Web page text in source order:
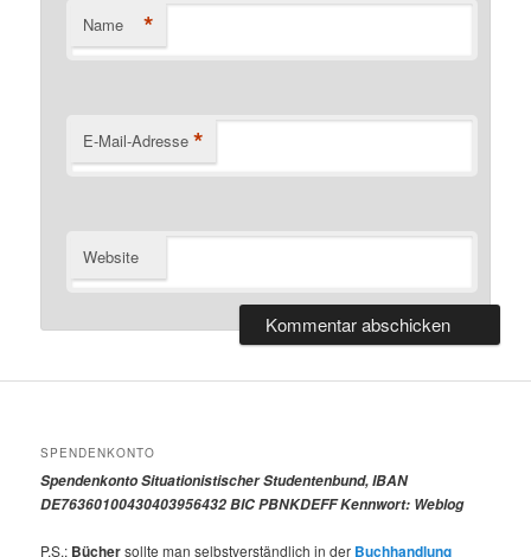
Name *
E-Mail-Adresse *
Website
SPENDENKONTO
Spendenkonto Situationistischer Studentenbund, IBAN
DE76360100430403956432 BIC PBNKDEFF Kennwort: Weblog
P.S.: Büchersollte man selbstverständlich in der Buchhandlung